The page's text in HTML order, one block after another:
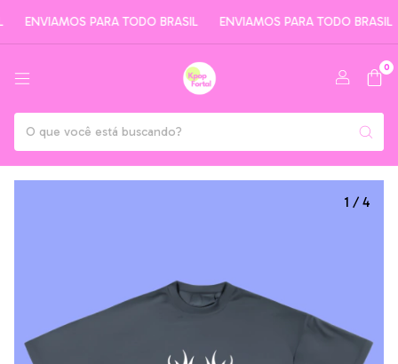
ENVIAMOS PARA TODO BRASIL ENVIAMOS PARA TODO BRASIL
0
1 / 4